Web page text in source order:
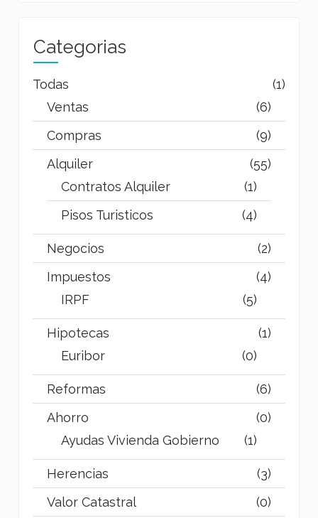
Categorias
Todas
(1)
Ventas
(6)
Compras
(9)
Alquiler
(55)
Contratos Alquiler
(1)
Pisos Turisticos
(4)
Negocios
(2)
Impuestos
(4)
IRPF
(5)
Hipotecas
(1)
Euribor
(0)
Reformas
(6)
Ahorro
(0)
Ayudas Vivienda Gobierno
(1)
Herencias
(3)
Valor Catastral
(0)